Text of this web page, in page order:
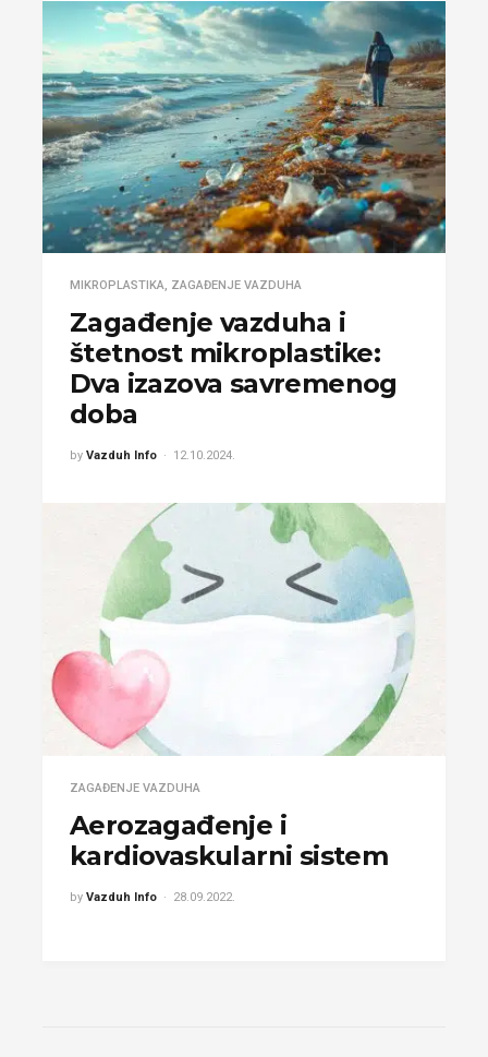
MIKROPLASTIKA, ZAGAĐENJE VAZDUHA
Zagađenje vazduha i
štetnost mikroplastike:
Dva izazova savremenog
doba
by Vazduh Info 12.10.2024.
ZAGAĐENJE VAZDUHA
Aerozagađenje i
kardiovaskularni sistem
by Vazduh Info 28.09.2022.